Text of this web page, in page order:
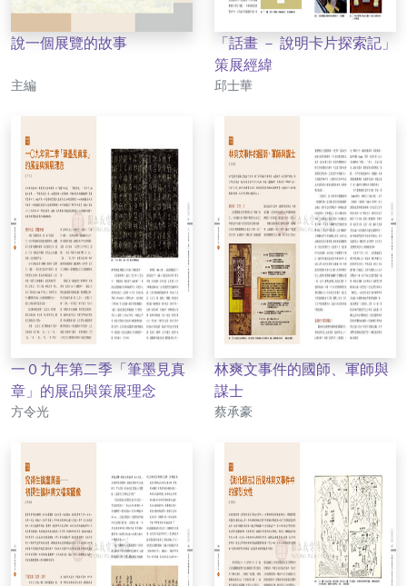
說一個展覽的故事
作者
主編
「話畫 － 說明卡片探索記」
策展經緯
作者
邱士華
一０九年第二季「筆墨見真
章」的展品與策展理念
作者
方令光
林爽文事件的國師、軍師與
謀士
作者
蔡承豪